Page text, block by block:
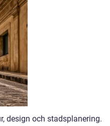
design och stadsplanering.